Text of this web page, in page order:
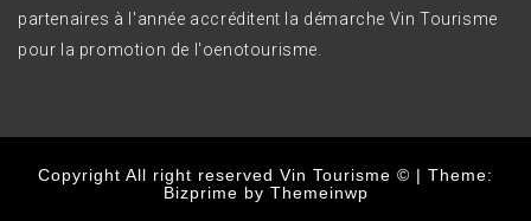
partenaires à l'année accréditent la démarche Vin Tourisme
pour la promotion de l'oenotourisme.
Copyright All right reserved Vin Tourisme © | Theme:
Bizprime by Themeinwp